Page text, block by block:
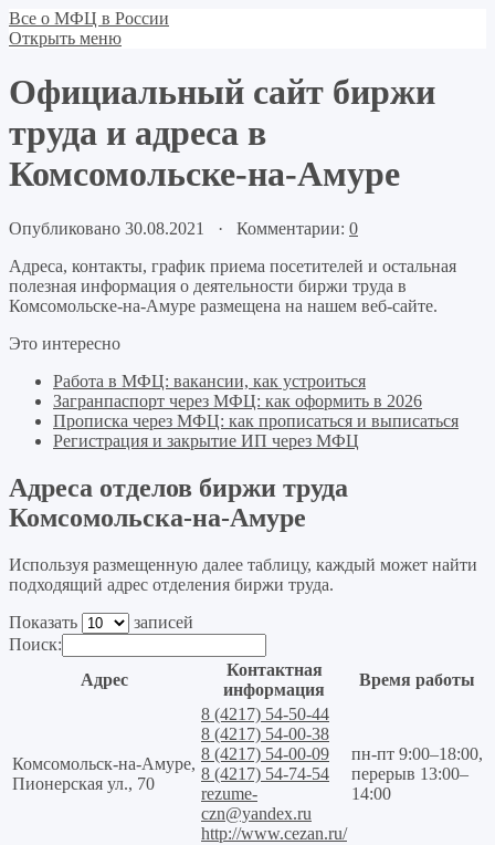
Все о МФЦ в России
Открыть меню
Официальный сайт биржи
труда и адреса в
Комсомольске-на-Амуре
Опубликовано 30.08.2021 · Комментарии: 0
Адреса, контакты, график приема посетителей и остальная
полезная информация о деятельности биржи труда в
Комсомольске-на-Амуре размещена на нашем веб-сайте.
Это интересно
Работа в МФЦ: вакансии, как устроиться
Загранпаспорт через МФЦ: как оформить в 2026
Прописка через МФЦ: как прописаться и выписаться
Регистрация и закрытие ИП через МФЦ
Адреса отделов биржи труда
Комсомольска-на-Амуре
Используя размещенную далее таблицу, каждый может найти
подходящий адрес отделения биржи труда.
Показать
записей
Поиск:
Адрес
Контактная
информация
Время работы
Комсомольск-на-Амуре,
Пионерская ул., 70
8 (4217) 54-50-44
8 (4217) 54-00-38
8 (4217) 54-00-09
8 (4217) 54-74-54
rezume-
czn@yandex.ru
http://www.cezan.ru/
пн-пт 9:00–18:00,
перерыв 13:00–
14:00